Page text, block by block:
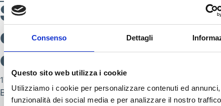
Consenso Dettagli
Questo sito web utilizza i cookie
Utilizziamo i cookie per personalizzare contenuti ed
funzionalità dei social media e per analizzare il nostro
SL_25_CISALFA1995
donna sportware-
donna
17 Ottobre 2025
Bynicola.zambotti
SEGUICI SU